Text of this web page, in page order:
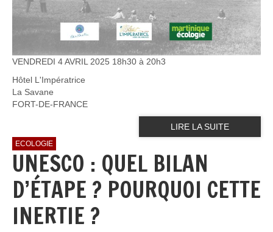
VENDREDI 4 AVRIL 2025 18h30 à 20h3
Hôtel L'Impératrice
La Savane
FORT-DE-FRANCE
LIRE LA SUITE
ECOLOGIE
UNESCO : QUEL BILAN
D’ÉTAPE ? POURQUOI CETTE
INERTIE ?